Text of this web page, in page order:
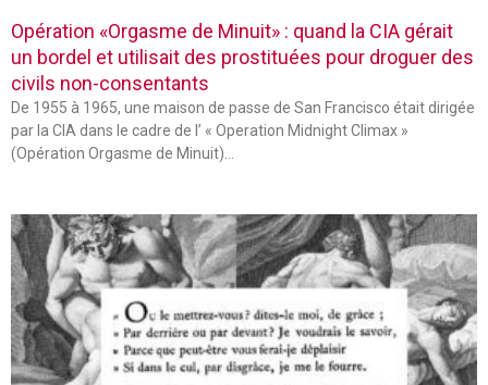
Opération «Orgasme de Minuit» : quand la CIA gérait
un bordel et utilisait des prostituées pour droguer des
civils non-consentants
De 1955 à 1965, une maison de passe de San Francisco était dirigée
par la CIA dans le cadre de l’ « Operation Midnight Climax »
(Opération Orgasme de Minuit)…